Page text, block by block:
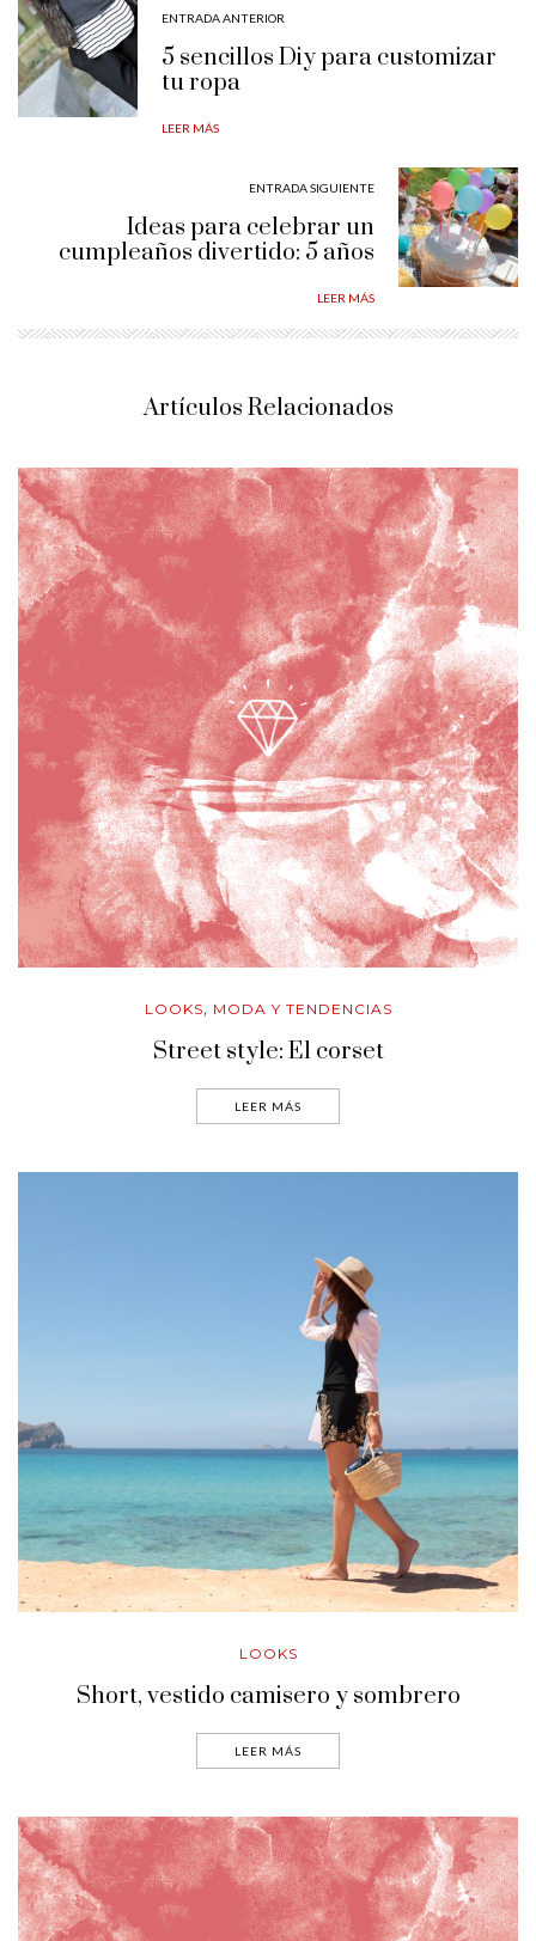
ENTRADA ANTERIOR
5 sencillos Diy para customizar
tu ropa
LEER MÁS
ENTRADA SIGUIENTE
Ideas para celebrar un
cumpleaños divertido: 5 años
LEER MÁS
Artículos Relacionados
LOOKS, MODA Y TENDENCIAS
Street style: El corset
LEER MÁS
LOOKS
Short, vestido camisero y sombrero
LEER MÁS